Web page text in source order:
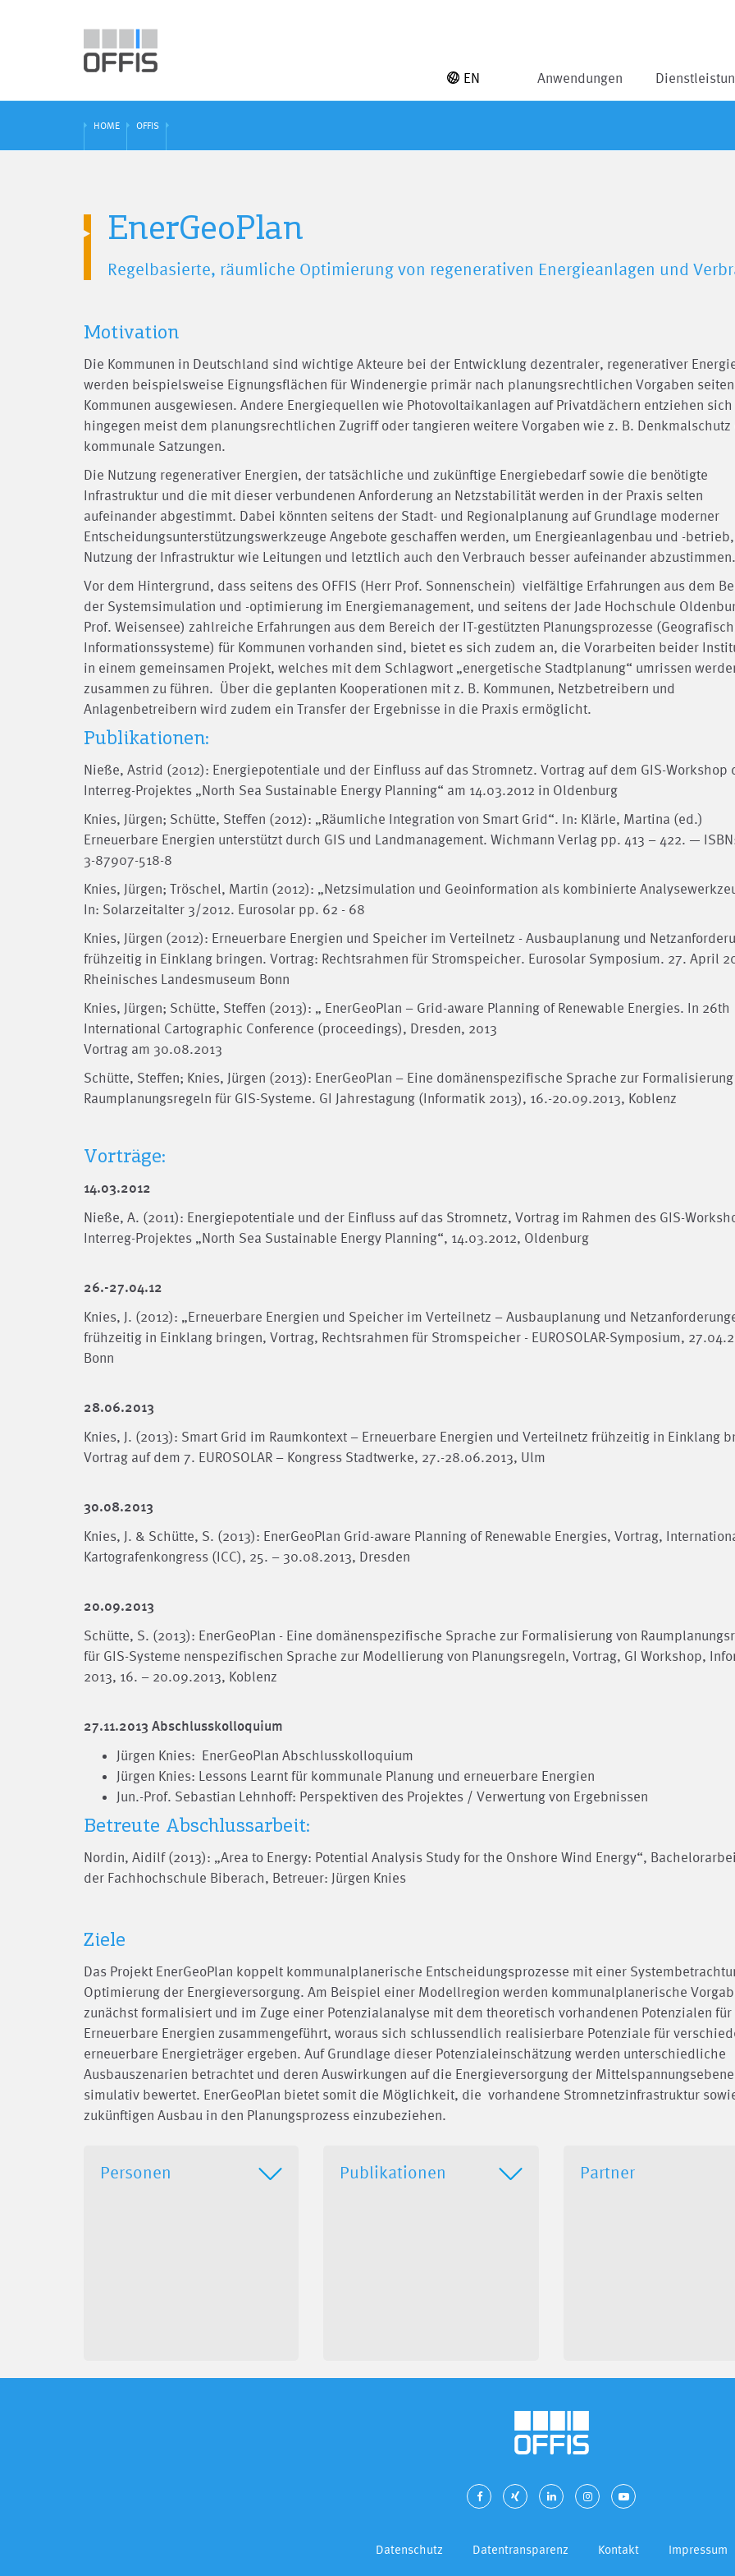
Anwendungen
EN
HOME OFFIS
EnerGeoPlan
Regelbasierte, räumliche Optimierung von regenerativen Energieanlagen und
Motivation
Die Kommunen in Deutschland sind wichtige Akteure bei der Entwicklung dezentraler, regenerativer
werden beispielsweise Eignungsflächen für Windenergie primär nach planungsrechtlichen Vorgaben
Kommunen ausgewiesen. Andere Energiequellen wie Photovoltaikanlagen auf Privatdächern entziehen sich
hingegen meist dem planungsrechtlichen Zugriff oder tangieren weitere Vorgaben wie z. B. Denkmalschutz
kommunale Satzungen.
Die Nutzung regenerativer Energien, der tatsächliche und zukünftige Energiebedarf sowie die benötigte
Infrastruktur und die mit dieser verbundenen Anforderung an Netzstabilität werden in der Praxis selten
aufeinander abgestimmt. Dabei könnten seitens der Stadt- und Regionalplanung auf Grundlage moderner
Entscheidungsunterstützungswerkzeuge Angebote geschaffen werden, um Energieanlagenbau und -betrieb,
Nutzung der Infrastruktur wie Leitungen und letztlich auch den Verbrauch besser aufeinander abzustimmen.
Vor dem Hintergrund, dass seitens des OFFIS (Herr Prof. Sonnenschein) vielfältige Erfahrungen aus dem
der Systemsimulation und -optimierung im Energiemanagement, und seitens der Jade Hochschule
Prof. Weisensee) zahlreiche Erfahrungen aus dem Bereich der IT-gestützten Planungsprozesse
Informationssysteme) für Kommunen vorhanden sind, bietet es sich zudem an, die Vorarbeiten beider
in einem gemeinsamen Projekt, welches mit dem Schlagwort „energetische Stadtplanung“ umrissen
zusammen zu führen. Über die geplanten Kooperationen mit z. B. Kommunen, Netzbetreibern und
Anlagenbetreibern wird zudem ein Transfer der Ergebnisse in die Praxis ermöglicht.
Publikationen:
Nieße, Astrid (2012): Energiepotentiale und der Einfluss auf das Stromnetz. Vortrag auf dem GIS-Workshop
Interreg-Projektes „North Sea Sustainable Energy Planning“ am 14.03.2012 in Oldenburg
Knies, Jürgen; Schütte, Steffen (2012): „Räumliche Integration von Smart Grid“. In: Klärle, Martina (ed.)
Erneuerbare Energien unterstützt durch GIS und Landmanagement. Wichmann Verlag pp. 413 – 422. —
3-87907-518-8
Knies, Jürgen; Tröschel, Martin (2012): „Netzsimulation und Geoinformation als kombinierte
In: Solarzeitalter 3/2012. Eurosolar pp. 62 - 68
Knies, Jürgen (2012): Erneuerbare Energien und Speicher im Verteilnetz - Ausbauplanung und
frühzeitig in Einklang bringen. Vortrag: Rechtsrahmen für Stromspeicher. Eurosolar Symposium. 27. April
Rheinisches Landesmuseum Bonn
Knies, Jürgen; Schütte, Steffen (2013): „ EnerGeoPlan – Grid-aware Planning of Renewable Energies. In 26th
International Cartographic Conference (proceedings), Dresden, 2013
Vortrag am 30.08.2013
Schütte, Steffen; Knies, Jürgen (2013): EnerGeoPlan – Eine domänenspezifische Sprache zur Formalisierung
Raumplanungsregeln für GIS-Systeme. GI Jahrestagung (Informatik 2013), 16.-20.09.2013, Koblenz
Vorträge:
14.03.2012
Nieße, A. (2011): Energiepotentiale und der Einfluss auf das Stromnetz, Vortrag im Rahmen des GIS-
Interreg-Projektes „North Sea Sustainable Energy Planning“, 14.03.2012, Oldenburg
26.-27.04.12
Knies, J. (2012): „Erneuerbare Energien und Speicher im Verteilnetz – Ausbauplanung und
frühzeitig in Einklang bringen, Vortrag, Rechtsrahmen für Stromspeicher - EUROSOLAR-Symposium,
Bonn
28.06.2013
Knies, J. (2013): Smart Grid im Raumkontext – Erneuerbare Energien und Verteilnetz frühzeitig in Einklang
Vortrag auf dem 7. EUROSOLAR – Kongress Stadtwerke, 27.-28.06.2013, Ulm
30.08.2013
Knies, J. & Schütte, S. (2013): EnerGeoPlan Grid-aware Planning of Renewable Energies, Vortrag,
Kartografenkongress (ICC), 25. – 30.08.2013, Dresden
20.09.2013
Schütte, S. (2013): EnerGeoPlan - Eine domänenspezifische Sprache zur Formalisierung von
für GIS-Systeme nenspezifischen Sprache zur Modellierung von Planungsregeln, Vortrag, GI Workshop,
2013, 16. – 20.09.2013, Koblenz
27.11.2013 Abschlusskolloquium
Jürgen Knies: EnerGeoPlan Abschlusskolloquium
Jürgen Knies: Lessons Learnt für kommunale Planung und erneuerbare Energien
Jun.-Prof. Sebastian Lehnhoff: Perspektiven des Projektes / Verwertung von Ergebnissen
Betreute Abschlussarbeit:
Nordin, Aidilf (2013): „Area to Energy: Potential Analysis Study for the Onshore Wind Energy“,
der Fachhochschule Biberach, Betreuer: Jürgen Knies
Ziele
Das Projekt EnerGeoPlan koppelt kommunalplanerische Entscheidungsprozesse mit einer
Optimierung der Energieversorgung. Am Beispiel einer Modellregion werden kommunalplanerische
zunächst formalisiert und im Zuge einer Potenzialanalyse mit dem theoretisch vorhandenen Potenzialen für
Erneuerbare Energien zusammengeführt, woraus sich schlussendlich realisierbare Potenziale für
erneuerbare Energieträger ergeben. Auf Grundlage dieser Potenzialeinschätzung werden unterschiedliche
Ausbauszenarien betrachtet und deren Auswirkungen auf die Energieversorgung der Mittelspannungsebene
simulativ bewertet. EnerGeoPlan bietet somit die Möglichkeit, die vorhandene Stromnetzinfrastruktur
zukünftigen Ausbau in den Planungsprozess einzubeziehen.
Personen Publikationen Partner
Datenschutz Datentransparenz Kontakt Impressum